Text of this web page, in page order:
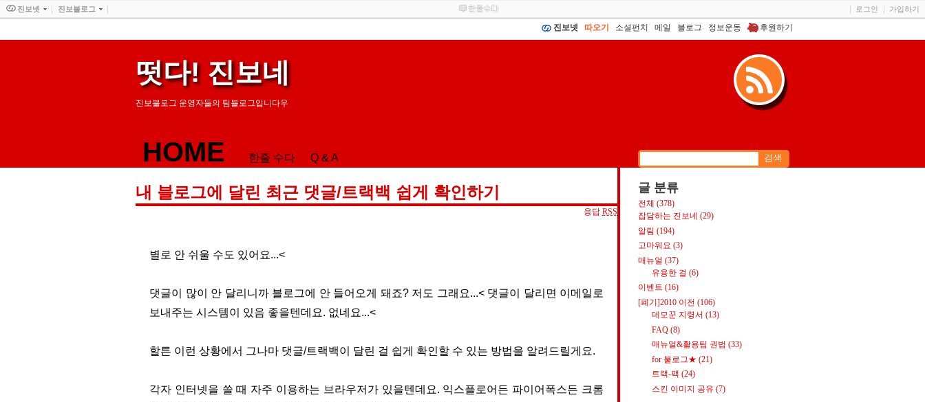
진보넷 따오기 소셜펀치 메일 블로그 정보운동 후원하기
떳다! 진보네
진보불로그 운영자들의 팀블로그입니다우
HOME 한줄 수다 Q & A
내 블로그에 달린 최근 댓글/트랙백 쉽게 확인하기
응답 RSS
별로 안 쉬울 수도 있어요...<
댓글이 많이 안 달리니까 블로그에 안 들어오게 돼죠? 저도 그래요...< 댓글이 달리면 이메일로
보내주는 시스템이 있음 좋을텐데요. 없네요...<
할튼 이런 상황에서 그나마 댓글/트랙백이 달린 걸 쉽게 확인할 수 있는 방법을 알려드릴게요.
각자 인터넷을 쓸 때 자주 이용하는 브라우저가 있을텐데요. 익스플로어든 파이어폭스든 크롬
글 분류
전체 (378)
잡담하는 진보네 (29)
알림 (194)
고마워요 (3)
매뉴얼 (37)
유용한 걸 (6)
이벤트 (16)
[폐기]2010 이전 (106)
데모꾼 지령서 (13)
FAQ (8)
매뉴얼&활용팁 권법 (33)
for 불로그★ (21)
트랙-팩 (24)
스킨 이미지 공유 (7)
진보넷 진보블로그 로그인 가입하기